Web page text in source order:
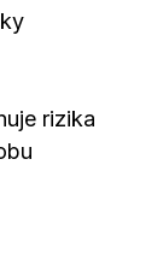
rizika